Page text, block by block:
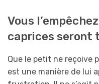
Vous
caprices
Que le petit ne reçoive
est une manière de lui